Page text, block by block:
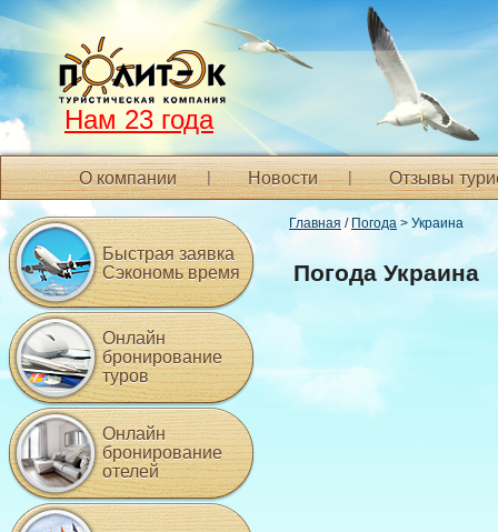
Нам 23 года
О компании Новости Отзывы
Главная / Погода> Украина
Погода Украина
Быстрая заявка
Сэкономь время
Онлайн
бронирование
туров
Онлайн
бронирование
отелей